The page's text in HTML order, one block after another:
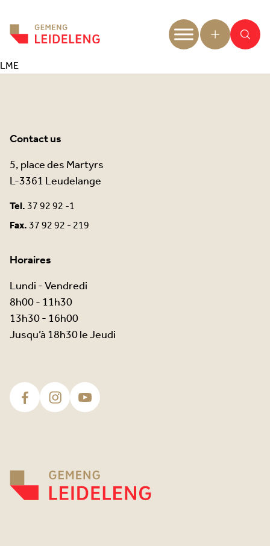
LME
Contact us
5, place des Martyrs
L-3361 Leudelange
Tel.37 92 92 -1
Fax.37 92 92 - 219
Horaires
Lundi - Vendredi
8h00 - 11h30
13h30 - 16h00
Jusqu’à 18h30 le Jeudi